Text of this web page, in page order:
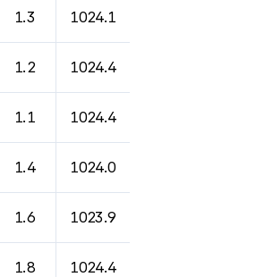
1.3 1024.1
1.2 1024.4
1.1 1024.4
1.4 1024.0
1.6 1023.9
1.8 1024.4